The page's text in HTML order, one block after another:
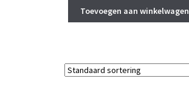
Toevoegen aan winkelwagen